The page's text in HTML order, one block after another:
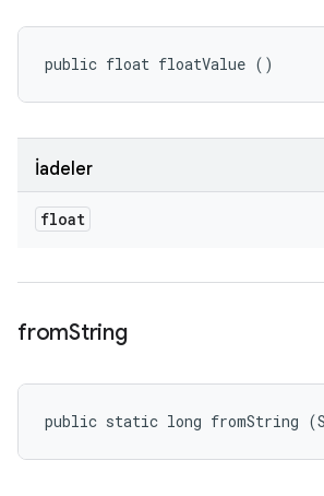
public float floatValue ()
İadeler
float
fromString
public static long fromString